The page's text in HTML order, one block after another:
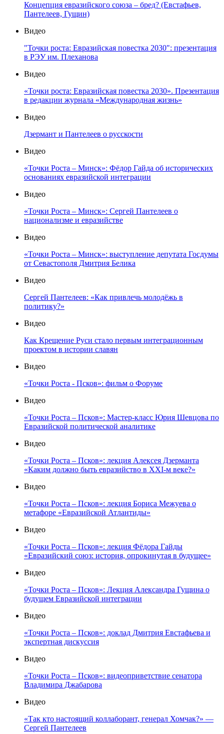
Концепция евразийского союза – бред? (Евстафьев,
Пантелеев, Гущин)
Видео
"Точки роста: Евразийская повестка 2030": презентация
в РЭУ им. Плеханова
Видео
«Точки роста: Евразийская повестка 2030». Презентация
в редакции журнала «Международная жизнь»
Видео
Дзермант и Пантелеев о русскости
Видео
«Точки Роста – Минск»: Фёдор Гайда об исторических
основаниях евразийской интеграции
Видео
«Точки Роста – Минск»: Сергей Пантелеев о
национализме и евразийстве
Видео
«Точки Роста – Минск»: выступление депутата Госдумы
от Севастополя Дмитрия Белика
Видео
Сергей Пантелеев: «Как привлечь молодёжь в
политику?»
Видео
Как Крещение Руси стало первым интеграционным
проектом в истории славян
Видео
«Точки Роста - Псков»: фильм о Форуме
Видео
«Точки Роста – Псков»: Мастер-класс Юрия Шевцова по
Евразийской политической аналитике
Видео
«Точки Роста – Псков»: лекция Алексея Дзерманта
«Каким должно быть евразийство в XXI-м веке?»
Видео
«Точки Роста – Псков»: лекция Бориса Межуева о
метафоре «Евразийской Атлантиды»
Видео
«Точки Роста – Псков»: лекция Фёдора Гайды
«Евразийский союз: история, опрокинутая в будущее»
Видео
«Точки Роста – Псков»: Лекция Александра Гущина о
будущем Евразийской интеграции
Видео
«Точки Роста – Псков»: доклад Дмитрия Евстафьева и
экспертная дискуссия
Видео
«Точки Роста – Псков»: видеоприветствие сенатора
Владимира Джабарова
Видео
«Так кто настоящий коллаборант, генерал Хомчак?» —
Сергей Пантелеев